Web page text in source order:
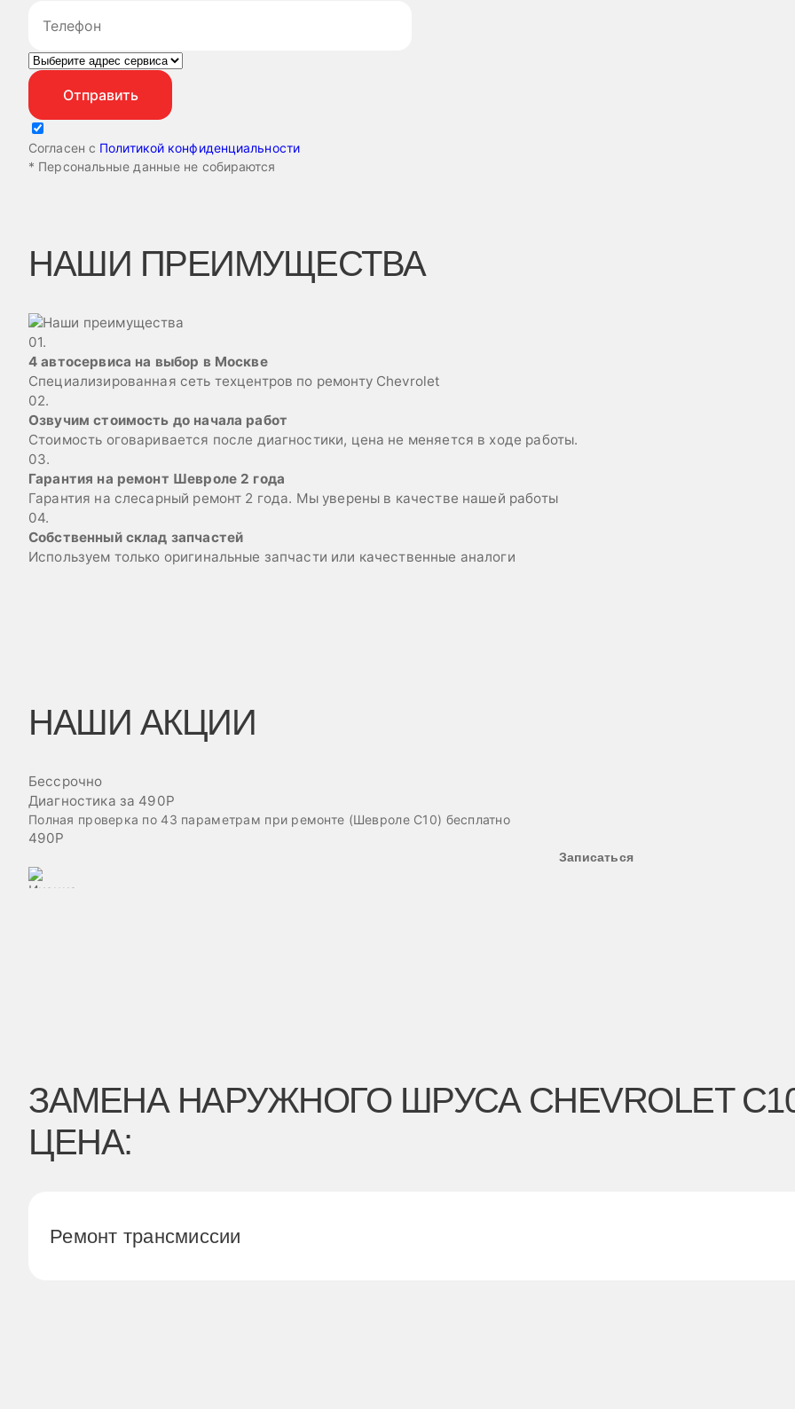
Согласен с Политикой конфиденциальности
* Персональные данные не собираются
НАШИ ПРЕИМУЩЕСТВА
01.
4 автосервиса на выбор в Москве
Специализированная сеть техцентров по ремонту Chevrolet
02.
Озвучим стоимость до начала работ
Стоимость оговаривается после диагностики, цена не меняется в ходе работы.
03.
Гарантия на ремонт Шевроле 2 года
Гарантия на слесарный ремонт 2 года. Мы уверены в качестве нашей работы
04.
Собственный склад запчастей
Используем только оригинальные запчасти или качественные аналоги
НАШИ АКЦИИ
Бессрочно
Диагностика за 490Р
Полная проверка по 43 параметрам при ремонте (Шевроле С10) бесплатно
490Р
Записаться
ЗАМЕНА НАРУЖНОГО ШРУСА CHEVROLET
ЦЕНА:
Ремонт трансмиссии